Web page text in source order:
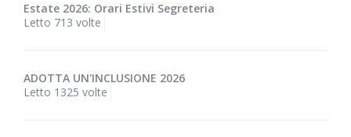
Estate 2026: Orari Estivi Segreteria
Letto 713 volte
ADOTTA UN'INCLUSIONE 2026
Letto 1325 volte